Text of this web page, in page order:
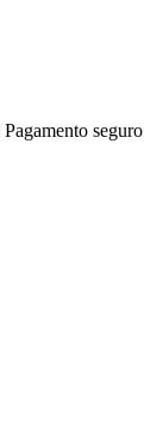
Pagamento seguro